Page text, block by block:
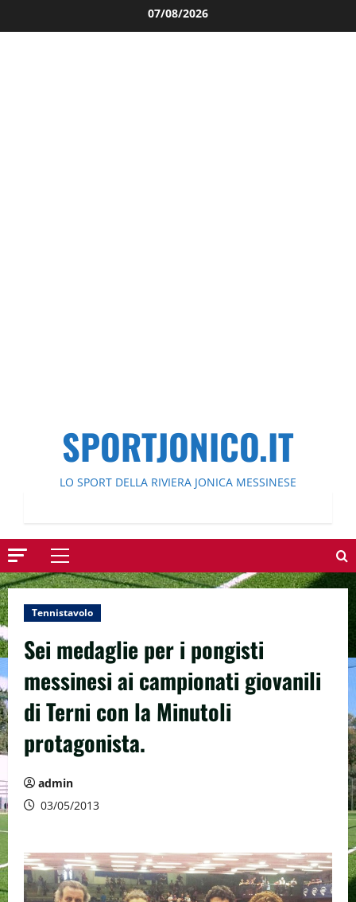
al
07/08/2026
SPORTJONICO.IT
LO SPORT DELLA RIVIERA JONICA MESSINESE
Menu
principale
Tennistavolo
Sei medaglie per i pongisti
messinesi ai campionati giovanili
di Terni con la Minutoli
protagonista.
admin
03/05/2013